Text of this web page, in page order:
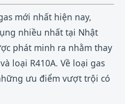
mới nhất hiện nay,
nhiều nhất tại Nhật
phát minh ra nhằm thay
loại R410A. Về loại gas
ưu điểm vượt trội có